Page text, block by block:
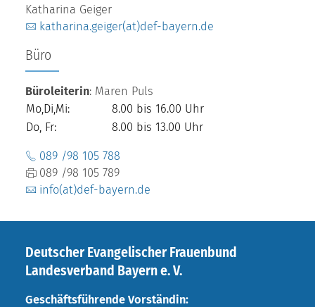
Katharina Geiger
katharina.geiger(at)def-bayern.de
Büro
Büroleiterin: Maren Puls
Mo,Di,Mi:
8.00 bis 16.00 Uhr
Do, Fr:
8.00 bis 13.00 Uhr
089 /98 105 788
089 /98 105 789
info(at)def-bayern.de
Deutscher Evangelischer Frauenbund
Landesverband Bayern e. V.
Geschäftsführende Vorständin: